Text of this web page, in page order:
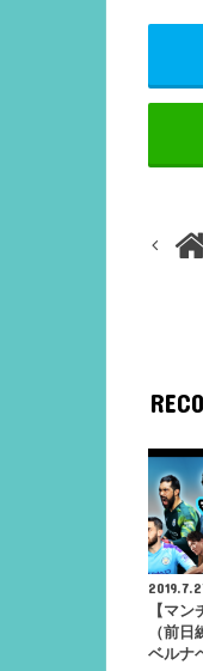
【マ
（前日
ベルナ